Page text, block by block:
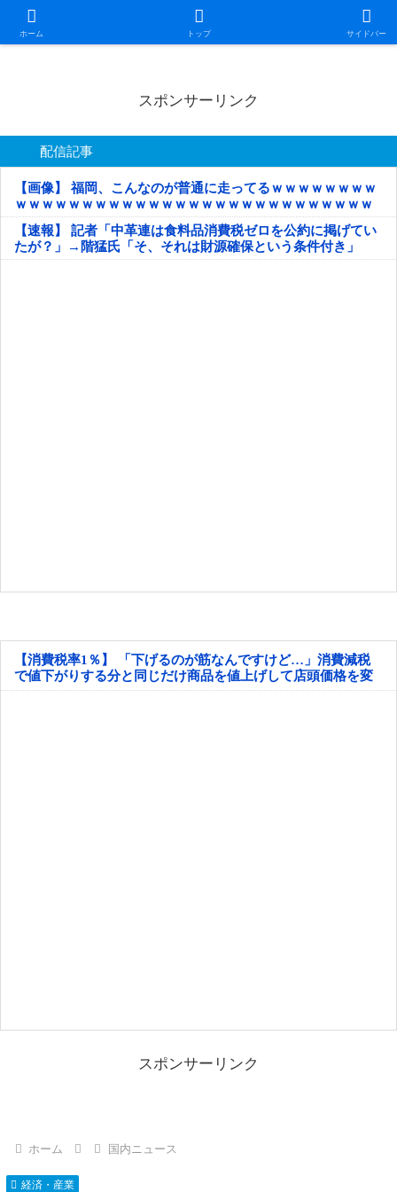
ホーム トップ サイドバー
日本第一！ニュース録
スポンサーリンク
配信記事
【画像】 福岡、こんなのが普通に走ってるｗｗｗｗｗｗｗｗ
ｗｗｗｗｗｗｗｗｗｗｗｗｗｗｗｗｗｗｗｗｗｗｗｗｗｗｗ
ｗｗｗｗｗ
【速報】 記者「中革連は食料品消費税ゼロを公約に掲げてい
たが？」→階猛氏「そ、それは財源確保という条件付き」
【消費税率1％】 「下げるのが筋なんですけど…」消費減税
で値下がりする分と同じだけ商品を値上げして店頭価格を変
えない店も
スポンサーリンク
ホーム 国内ニュース
経済・産業